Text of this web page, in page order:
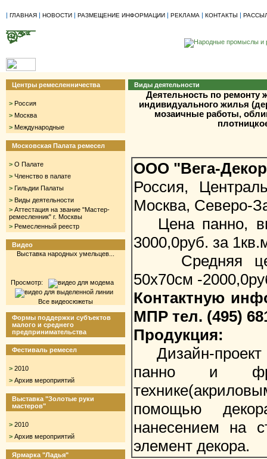
| ГЛАВНАЯ | НОВОСТИ | РАЗМЕЩЕНИЕ ИНФОРМАЦИИ | РЕКЛАМА | КОНТАКТЫ |
Центры ремесленничества
> Россия
> Москва
> Международные
Московская Палата ремесел
> О Палате
> Членство в палате
> Гильдии Палаты
> Виды деятельности
> Аттестация на звание "Мастер-
ремесленник" г. Москвы
> Ремесленный реестр
Видео
Выставка народных умельцев...
Просмотр:
Все видеосюжеты
Формы поддержки субъектов
малого и среднего
предпринимательства
Фестиваль ремесел
> 2010
> Архив мероприятий
Выставка "Золотые руки
мастеров"
> 2010
> Архив мероприятий
Ярмарка "Ладья"
Виды деятельности
Деятельность по ремонту
индивидуального жилья
мозаичные работы,
ООО "Вега-
Россия,
Москва, Северо-
Цена панно,
3000,0руб. за
Средняя цена
50х70см -
Контактную
МПР тел. (495)
Продукция:
Дизайн-проект
панно и
помощью
нанесением на
элемент декора.